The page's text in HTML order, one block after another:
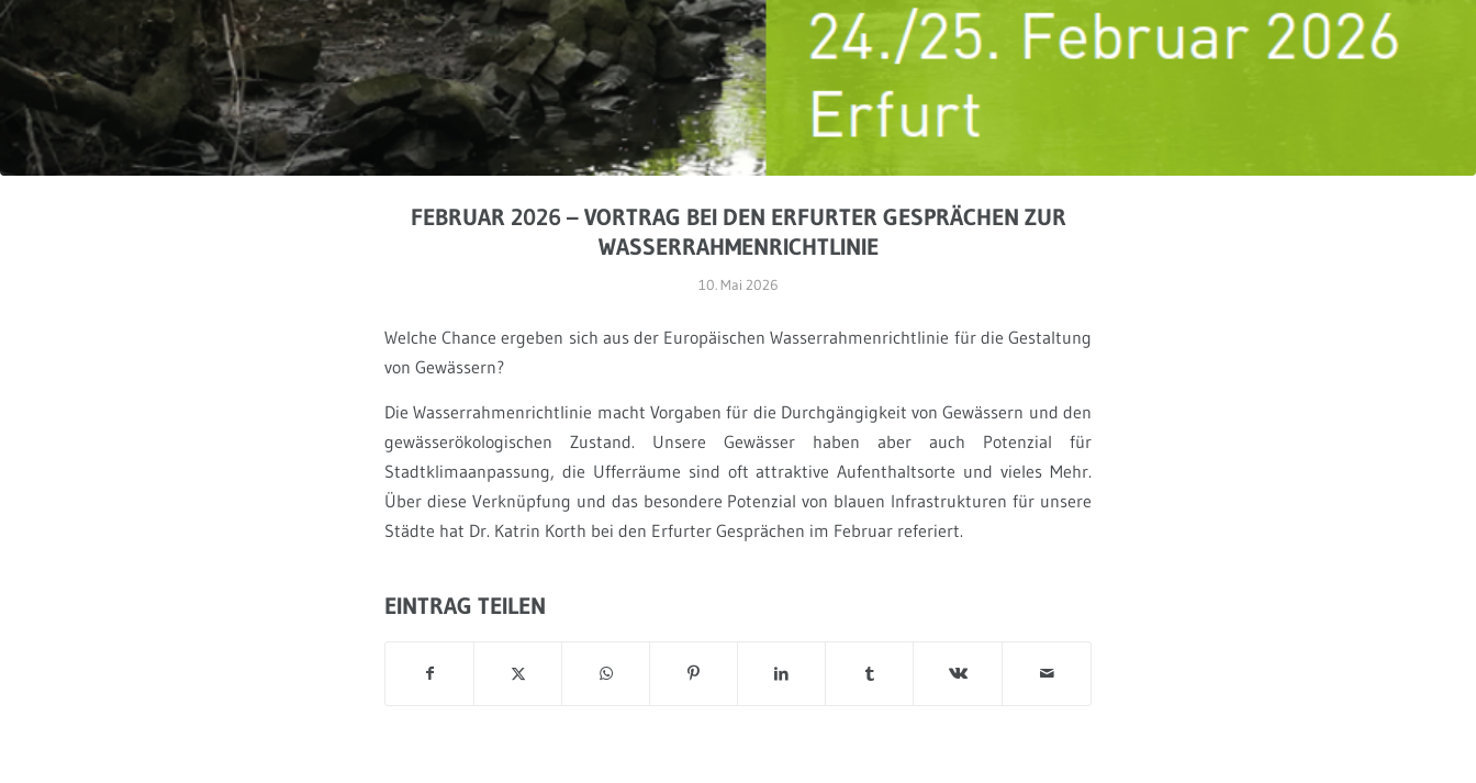
FEBRUAR 2026 – VORTRAG BEI DEN ERFURTER GESPRÄCHEN ZUR
WASSERRAHMENRICHTLINIE
10. Mai 2026
Welche Chance ergeben sich aus der Europäischen Wasserrahmenrichtlinie für die Gestaltung
von Gewässern?
Die Wasserrahmenrichtlinie macht Vorgaben für die Durchgängigkeit von Gewässern und den
gewässerökologischen Zustand. Unsere Gewässer haben aber auch Potenzial für
Stadtklimaanpassung, die Ufferräume sind oft attraktive Aufenthaltsorte und vieles Mehr.
Über diese Verknüpfung und das besondere Potenzial von blauen Infrastrukturen für unsere
Städte hat Dr. Katrin Korth bei den Erfurter Gesprächen im Februar referiert.
EINTRAG TEILEN